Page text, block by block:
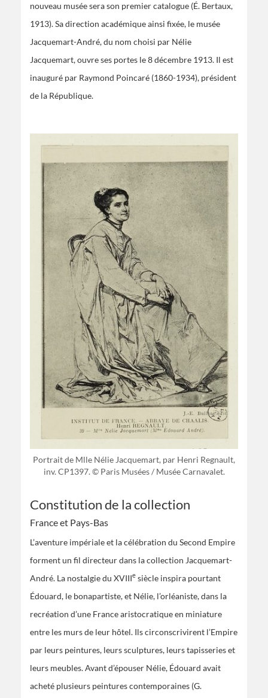
nouveau musée sera son premier catalogue (É. Bertaux,
1913). Sa direction académique ainsi fixée, le musée
Jacquemart-André, du nom choisi par Nélie
Jacquemart, ouvre ses portes le 8 décembre 1913. Il est
inauguré par Raymond Poincaré (1860-1934), président
de la République.
Portrait de Mlle Nélie Jacquemart, par Henri Regnault,
inv. CP1397. © Paris Musées / Musée Carnavalet.
Constitution de la collection
France et Pays-Bas
L’aventure impériale et la célébration du Second Empire
forment un fil directeur dans la collection Jacquemart-
André. La nostalgie du XVIIIe siècle inspira pourtant
Édouard, le bonapartiste, et Nélie, l’orléaniste, dans la
recréation d’une France aristocratique en miniature
entre les murs de leur hôtel. Ils circonscrivirent l’Empire
par leurs peintures, leurs sculptures, leurs tapisseries et
leurs meubles. Avant d’épouser Nélie, Édouard avait
acheté plusieurs peintures contemporaines (G.